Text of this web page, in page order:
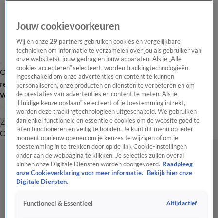
Overzicht Laatste nieuws Regionieuws Het beste van Hart
Tip de
redactie
Volg Hart van Nederland
Zoeken
OverzichtRegioUitzendingenWeerTip de redactiePanelVideo's
Jouw cookievoorkeuren
Wij en onze29 partners gebruiken cookies en vergelijkbare
technieken om informatie te verzamelen over jou als gebruiker van
onze website(s), jouw gedrag en jouw apparaten. Als je „Alle
cookies accepteren” selecteert, worden trackingtechnologieën
ingeschakeld om onze advertenties en content te kunnen
personaliseren, onze producten en diensten te verbeteren en om
de prestaties van advertenties en content te meten. Als je
„Huidige keuze opslaan” selecteert of je toestemming intrekt,
worden deze trackingtechnologieën uitgeschakeld. We gebruiken
dan enkel functionele en essentiële cookies om de website goed te
laten functioneren en veilig te houden. Je kunt dit menu op ieder
moment opnieuw openen om je keuzes te wijzigen of om je
toestemming in te trekken door op de link Cookie-instellingen
onder aan de webpagina te klikken. Je selecties zullen overal
binnen onze Digitale Diensten worden doorgevoerd. Raadpleeg
onze Cookieverklaring voor meer informatie.
Bekijk hier onze
Digitale Diensten.
Functioneel & Essentieel Altijd actief